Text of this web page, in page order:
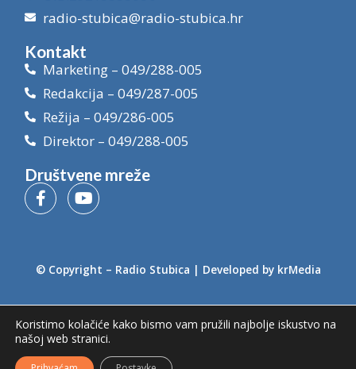
radio-stubica@radio-stubica.hr
Kontakt
Marketing – 049/288-005
Redakcija – 049/287-005
Režija – 049/286-005
Direktor – 049/288-005
Društvene mreže
© Copyright – Radio Stubica | Developed by krMedia
Koristimo kolačiće kako bismo vam pružili najbolje iskustvo na
našoj web stranici.